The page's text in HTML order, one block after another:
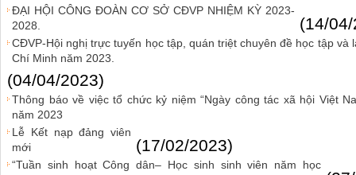
ĐẠI HỘI CÔNG ĐOÀN CƠ SỞ CĐVP NHIỆM KỲ 2023-
2028.
(14/
CĐVP-Hội nghị trực tuyến học tập, quán triệt chuyên đề học tập
Chí Minh năm 2023.
(04/04/2023)
Thông báo về việc tổ chức kỷ niệm “Ngày công tác xã hội Việt
năm 2023
Lễ Kết nạp đảng viên
mới
(17/02/2023)
“Tuần sinh hoạt Công dân– Học sinh sinh viên năm học